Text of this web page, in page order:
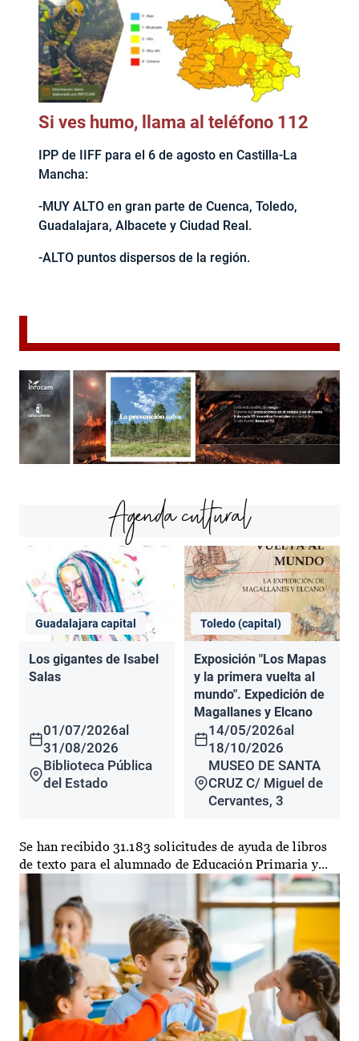
Si ves humo, llama al teléfono 112
IPP de IIFF para el 6 de agosto en Castilla-La
Mancha:
-MUY ALTO en gran parte de Cuenca, Toledo,
Guadalajara, Albacete y Ciudad Real.
-ALTO puntos dispersos de la región.
Agenda cultural
Guadalajara capital
Los gigantes de Isabel
Salas
01/07/2026al
31/08/2026
Biblioteca Pública
del Estado
Toledo (capital)
Exposición "Los Mapas
y la primera vuelta al
mundo". Expedición de
Magallanes y Elcano
14/05/2026al
18/10/2026
MUSEO DE SANTA
CRUZ C/ Miguel de
Cervantes, 3
Se han recibido 31.183 solicitudes de ayuda de libros
de texto para el alumnado de Educación Primaria y...